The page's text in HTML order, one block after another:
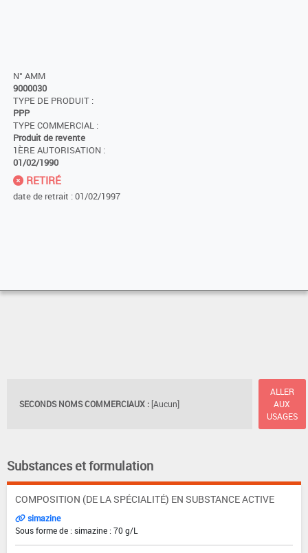
N° AMM
9000030
TYPE DE PRODUIT :
PPP
TYPE COMMERCIAL :
Produit de revente
1ÈRE AUTORISATION :
01/02/1990
RETIRÉ
date de retrait : 01/02/1997
SECONDS NOMS COMMERCIAUX : [Aucun]
ALLER
AUX
USAGES
Substances et formulation
COMPOSITION (DE LA SPÉCIALITÉ) EN SUBSTANCE ACTIVE
simazine
Sous forme de : simazine : 70 g/L